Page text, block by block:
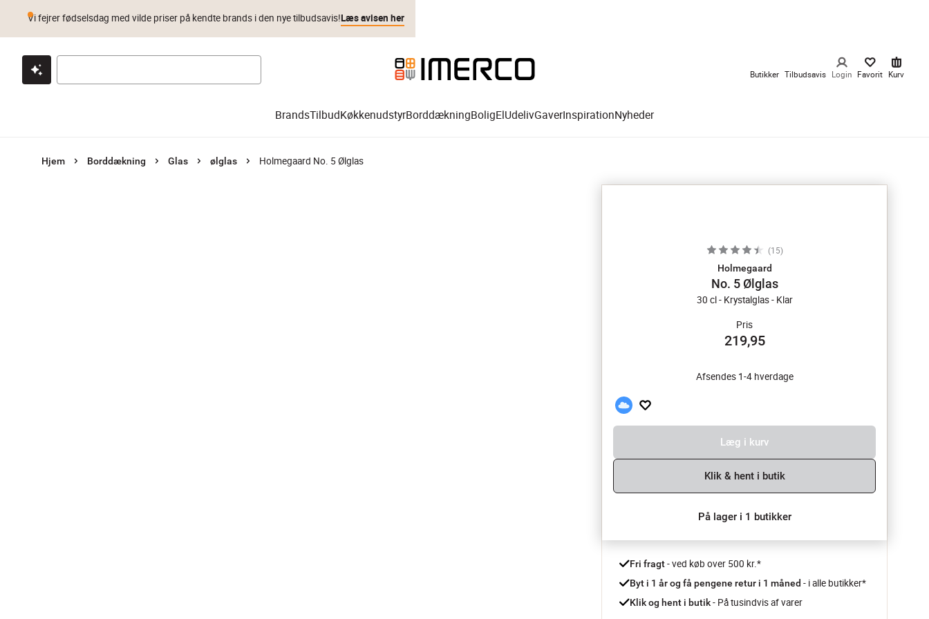
Klik & hent Byt i 1 år Prismatch
Vi fejrer fødselsdag med vilde priser på kendte brands i den nye tilbudsavis!Læs avisen her
Butikker Tilbudsavis Login Favorit Kurv
BrandsTilbudKøkkenudstyrBorddækningBoligElUdelivGaverInspirationNyheder
Hjem Borddækning Glas ølglas Holmegaard No. 5 Ølglas
(15)
Holmegaard
No. 5 Ølglas
30 cl - Krystalglas - Klar
Pris
219,95
Afsendes 1-4 hverdage
Læg i kurv
Klik & hent i butik
På lager i 1 butikker
Fri fragt - ved køb over 500 kr.*
Byt i 1 år og få pengene retur i 1 måned - i alle butikker*
Klik og hent i butik - På tusindvis af varer